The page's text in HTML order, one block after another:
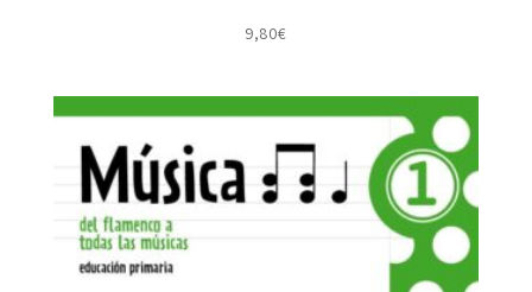
9,80€